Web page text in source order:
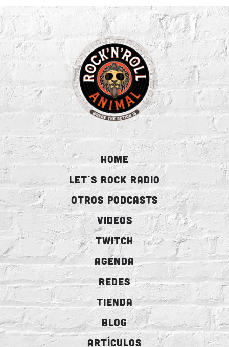
HOME
LET´S ROCK RADIO
OTROS PODCASTS
VIDEOS
TWITCH
AGENDA
REDES
TIENDA
BLOG
ARTÍCULOS